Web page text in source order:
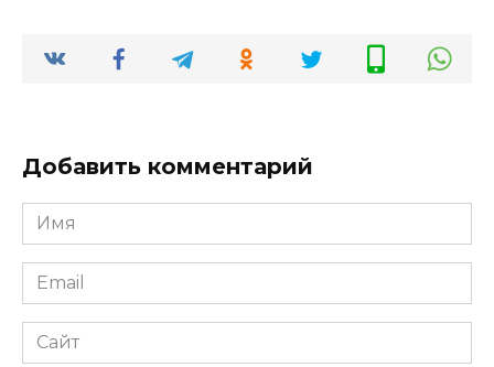
Добавить комментарий
Имя
*
Email
*
Сайт